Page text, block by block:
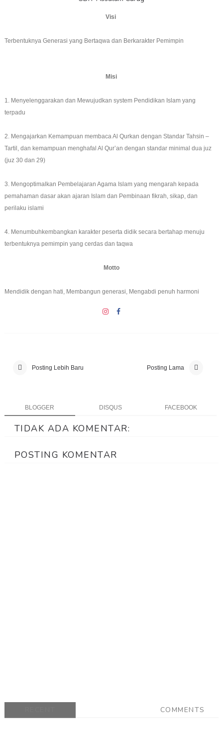
Visi
Terbentuknya Generasi yang Bertaqwa dan Berkarakter Pemimpin
Misi
1. Menyelenggarakan dan Mewujudkan system Pendidikan Islam yang
terpadu
2. Mengajarkan Kemampuan membaca Al Qurkan dengan Standar Tahsin –
Tartil, dan kemampuan menghafal Al Qur’an dengan standar minimal dua juz
(juz 30 dan 29)
3. Mengoptimalkan Pembelajaran Agama Islam yang mengarah kepada
pemahaman dasar akan ajaran Islam dan Pembinaan fikrah, sikap, dan
perilaku islami
4. Menumbuhkembangkan karakter peserta didik secara bertahap menuju
terbentuknya pemimpin yang cerdas dan taqwa
Motto
Mendidik dengan hati, Membangun generasi, Mengabdi penuh harmoni
Posting Lebih Baru Posting Lama
BLOGGER DISQUS FACEBOOK
TIDAK ADA KOMENTAR:
POSTING KOMENTAR
COMMENTS